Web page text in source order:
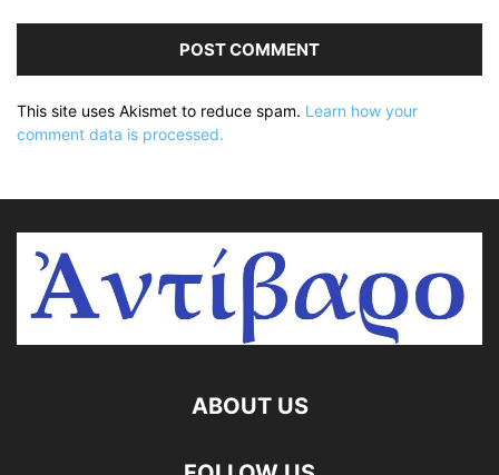
This site uses Akismet to reduce spam. Learn how your
comment data is processed.
ABOUT US